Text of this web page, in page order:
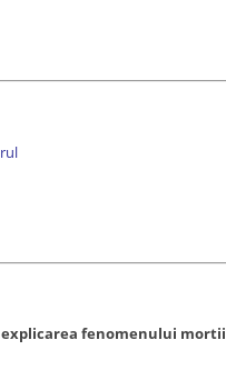
fenomenului mortii